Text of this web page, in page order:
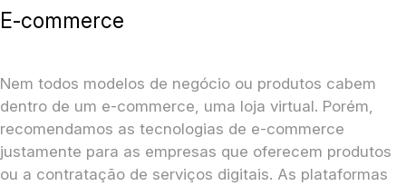
E-commerce
Nem todos modelos de negócio ou produtos cabem
dentro de um e-commerce, uma loja virtual. Porém,
recomendamos as tecnologias de e-commerce
justamente para as empresas que oferecem produtos
ou a contratação de serviços digitais. As plataformas